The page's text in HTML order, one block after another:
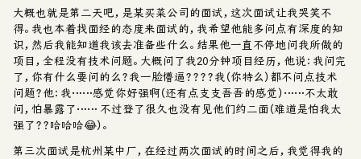
大概也就是第二天吧，是某买菜公司的面试，这次面试让我哭笑不
得。我也本着找面经的态度来面试的，我希望他能多问点有深度的知
识，然后我能知道我该去准备些什么。结果他一直不停地问我所做的
项目，全程没有技术问题。大概问了我20分钟项目经历，他说：我问完
了，你有什么要问的么？我一脸懵逼？？？？我（你特么）都不问点技术
问题？他：我……感觉你好强啊（还有点支支吾吾的感觉）……不太敢
问，怕暴露了…… 不过登了很久也没有见他们约二面（难道是怕我太
强了？？哈哈哈😂）。
第三次面试是杭州某中厂，在经过两次面试的时间之后，我觉得我的